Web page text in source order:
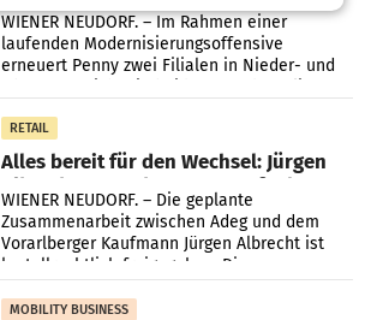
WIENER NEUDORF. – Im Rahmen einer
laufenden Modernisierungsoffensive
erneuert Penny zwei Filialen in Nieder- und
RETAIL
Alles bereit für den Wechsel: Jürgen
Albrecht setzt ab 1.1.2027 auf Adeg
WIENER NEUDORF. – Die geplante
Zusammenarbeit zwischen Adeg und dem
Vorarlberger Kaufmann Jürgen Albrecht ist
kartellrechtlich freigegeben: Die
Bundeswettbewerbsbehörde und der
Bundeskartellanwalt
MOBILITY BUSINESS